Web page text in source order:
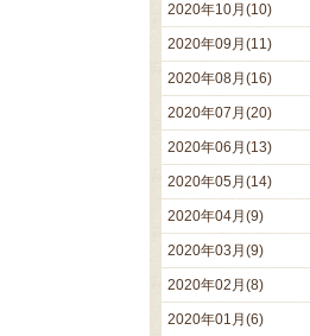
2020年10月(10)
2020年09月(11)
2020年08月(16)
2020年07月(20)
2020年06月(13)
2020年05月(14)
2020年04月(9)
2020年03月(9)
2020年02月(8)
2020年01月(6)